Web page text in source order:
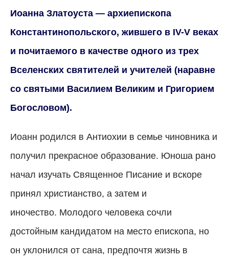
Иоанна Златоуста — архиепископа
Константинопольского, жившего в IV-V веках
и почитаемого в качестве одного из трех
Вселенских святителей и учителей (наравне
со святыми Василием Великим и Григорием
Богословом).
Иоанн родился в Антиохии в семье чиновника и
получил прекрасное образование. Юноша рано
начал изучать Священное Писание и вскоре
принял христианство, а затем и
иночество. Молодого человека сочли
достойным кандидатом на место епископа, но
он уклонился от сана, предпочтя жизнь в